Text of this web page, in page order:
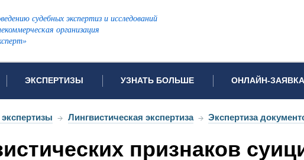
судебных экспертиз и исследований
организация
ЭКСПЕРТИЗЫ
видов проводимых экспертиз
УЗНАТЬ БОЛЬШЕ
Примеры выполненных экспертиз
Частые вопросы
ОНЛАЙН-ЗАЯВКА
Заявка на
Заявка на
→ Лингвистическая экспертиза → Экспертиза
признаков